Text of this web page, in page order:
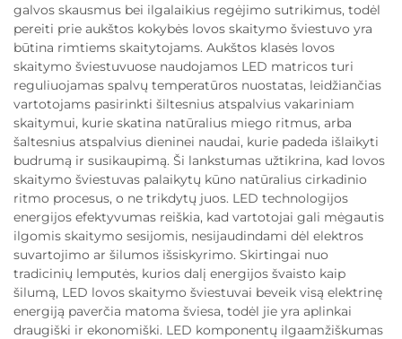
galvos skausmus bei ilgalaikius regėjimo sutrikimus, todėl
pereiti prie aukštos kokybės lovos skaitymo šviestuvo yra
būtina rimtiems skaitytojams. Aukštos klasės lovos
skaitymo šviestuvuose naudojamos LED matricos turi
reguliuojamas spalvų temperatūros nuostatas, leidžiančias
vartotojams pasirinkti šiltesnius atspalvius vakariniam
skaitymui, kurie skatina natūralius miego ritmus, arba
šaltesnius atspalvius dieninei naudai, kurie padeda išlaikyti
budrumą ir susikaupimą. Ši lankstumas užtikrina, kad lovos
skaitymo šviestuvas palaikytų kūno natūralius cirkadinio
ritmo procesus, o ne trikdytų juos. LED technologijos
energijos efektyvumas reiškia, kad vartotojai gali mėgautis
ilgomis skaitymo sesijomis, nesijaudindami dėl elektros
suvartojimo ar šilumos išsiskyrimo. Skirtingai nuo
tradicinių lemputės, kurios dalį energijos švaisto kaip
šilumą, LED lovos skaitymo šviestuvai beveik visą elektrinę
energiją paverčia matoma šviesa, todėl jie yra aplinkai
draugiški ir ekonomiški. LED komponentų ilgaamžiškumas